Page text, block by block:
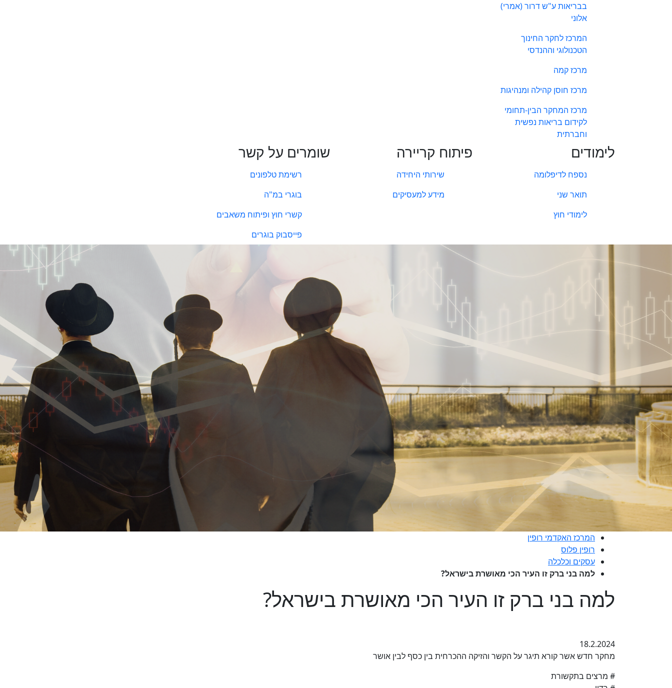
בבריאות ע"ש דרור (אמרי)
אלוני
המרכז לחקר החינוך
הטכנולוגי וההנדסי
מרכז קמה
מרכז חוסן קהילה ומנהיגות
מרכז המחקר הבין-תחומי
לקידום בריאות נפשית
וחברתית
לימודים
נספח לדיפלומה
תואר שני
לימודי חוץ
פיתוח קריירה
שירותי היחידה
מידע למעסיקים
שומרים על קשר
רשימת טלפונים
בוגרי במ"ה
קשרי חוץ ופיתוח משאבים
פייסבוק בוגרים
המרכז האקדמי רופין
רופין פלוס
עסקים וכלכלה
למה בני ברק זו העיר הכי מאושרת בישראל?
למה בני ברק זו העיר הכי מאושרת בישראל?
18.2.2024
מחקר חדש אשר קורא תיגר על הקשר והזיקה ההכרחית בין כסף לבין אושר
# מרצים בתקשורת